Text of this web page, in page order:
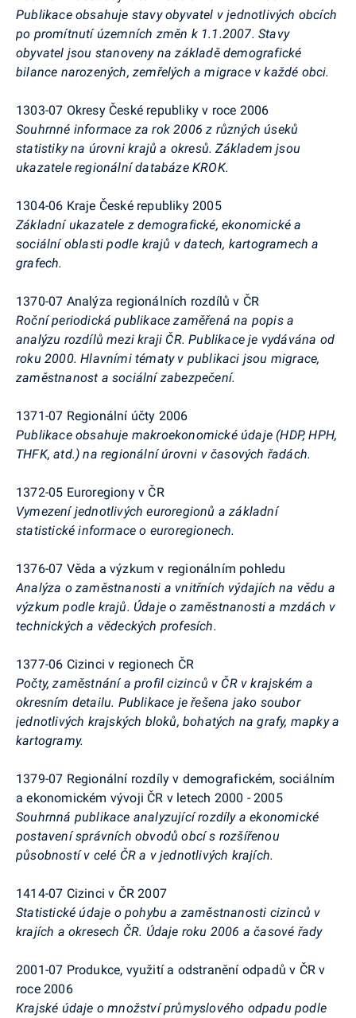
Publikace obsahuje stavy obyvatel v jednotlivých obcích
po promítnutí územních změn k 1.1.2007. Stavy
obyvatel jsou stanoveny na základě demografické
bilance narozených, zemřelých a migrace v každé obci.
1303-07 Okresy České republiky v roce 2006
Souhrnné informace za rok 2006 z různých úseků
statistiky na úrovni krajů a okresů. Základem jsou
ukazatele regionální databáze KROK.
1304-06 Kraje České republiky 2005
Základní ukazatele z demografické, ekonomické a
sociální oblasti podle krajů v datech, kartogramech a
grafech.
1370-07 Analýza regionálních rozdílů v ČR
Roční periodická publikace zaměřená na popis a
analýzu rozdílů mezi kraji ČR. Publikace je vydávána od
roku 2000. Hlavními tématy v publikaci jsou migrace,
zaměstnanost a sociální zabezpečení.
1371-07 Regionální účty 2006
Publikace obsahuje makroekonomické údaje (HDP, HPH,
THFK, atd.) na regionální úrovni v časových řadách.
1372-05 Euroregiony v ČR
Vymezení jednotlivých euroregionů a základní
statistické informace o euroregionech.
1376-07 Věda a výzkum v regionálním pohledu
Analýza o zaměstnanosti a vnitřních výdajích na vědu a
výzkum podle krajů. Údaje o zaměstnanosti a mzdách v
technických a vědeckých profesích.
1377-06 Cizinci v regionech ČR
Počty, zaměstnání a profil cizinců v ČR v krajském a
okresním detailu. Publikace je řešena jako soubor
jednotlivých krajských bloků, bohatých na grafy, mapky a
kartogramy.
1379-07 Regionální rozdíly v demografickém, sociálním
a ekonomickém vývoji ČR v letech 2000 - 2005
Souhrnná publikace analyzující rozdíly a ekonomické
postavení správních obvodů obcí s rozšířenou
působností v celé ČR a v jednotlivých krajích.
1414-07 Cizinci v ČR 2007
Statistické údaje o pohybu a zaměstnanosti cizinců v
krajích a okresech ČR. Údaje roku 2006 a časové řady
2001-07 Produkce, využití a odstranění odpadů v ČR v
roce 2006
Krajské údaje o množství průmyslového odpadu podle